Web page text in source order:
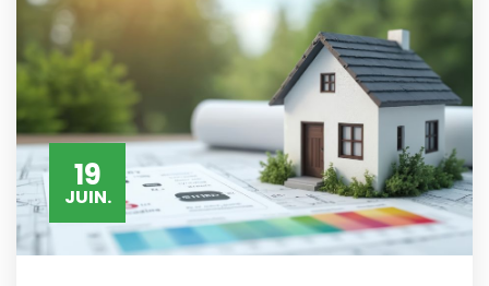
19
JUIN.